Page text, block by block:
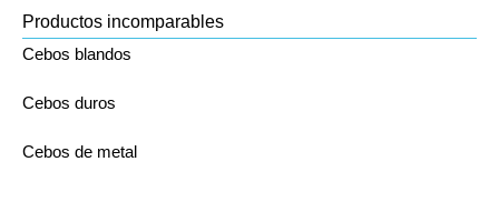
Productos incomparables
Cebos blandos
Cebos duros
Cebos de metal